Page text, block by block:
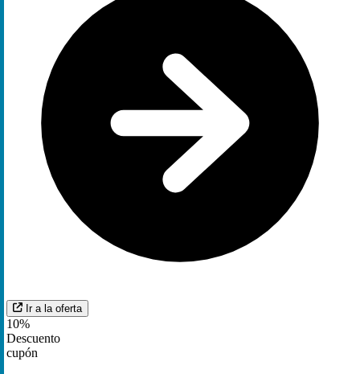
Ir a la oferta
10%
Descuento
cupón